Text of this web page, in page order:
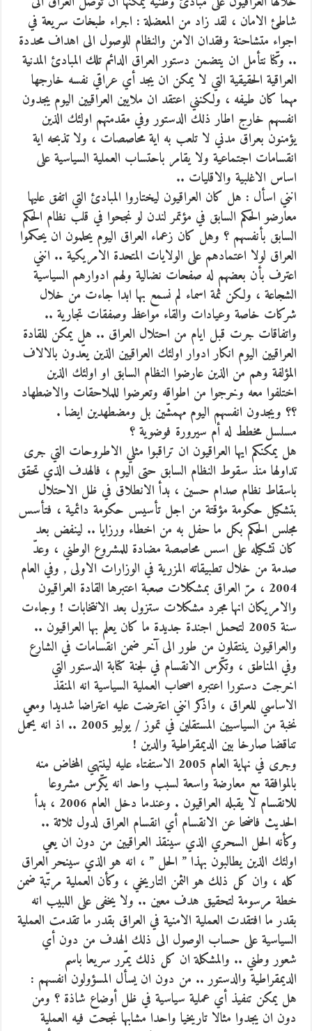
شاطئ الامان ، لقد زاد من المعضلة : اجراء طبخات سريعة في
اجواء متشاحنة وفقدان الامن والنظام للوصول الى اهداف محددة
.. وكّنا نتأمل ان يتضمن دستور العراق الدائم تلك المبادئ المدنية
العراقية الحقيقية التي لا يمكن ان يجد أي عراقي نفسه خارجها
مهما كان طيفه ، ولكنني اعتقد ان ملايين العراقيين اليوم يجدون
انفسهم خارج اطار ذلك الدستور وفي مقدمتهم اولئك الذين
يؤمنون بعراق مدني لا تلعب به اية محاصصات ، ولا تذبحه اية
انقسامات اجتماعية ولا يقامر باحتساب العملية السياسية على
اساس الاغلبية والاقليات ..
انني اسأل : هل كان العراقيون ليختاروا المبادئ التي اتفق عليها
معارضو الحكم السابق في مؤتمر لندن لو نجحوا في قلب نظام الحكم
السابق بأنفسهم ؟ وهل كان زعماء العراق اليوم يحلمون ان يحكموا
العراق لولا اعتمادهم على الولايات المتحدة الامريكية .. انني
اعترف بأن بعضهم له صفحات نضالية ولهم ادوارهم السياسية
الشجاعة ، ولكن ثمة اسماء لم نسمع بها ابدا جاءت من خلال
شركات خاصة وعيادات والقاء مواعظ وصفقات تجارية ..
واتفاقات جرت قبل ايام من احتلال العراق .. هل يمكن للقادة
العراقيين اليوم انكار ادوار اولئك العراقيين الذين يعّدون بالالاف
المؤلفة وهم من الذين عارضوا النظام السابق او اولئك الذين
اختلفوا معه وخرجوا من اطواقه وتعرضوا للملاحقات والاضطهاد
؟؟ ويجدون انفسهم اليوم مهمشّين بل ومضطهدين ايضا .
مسلسل مخطط له أم سيرورة فوضوية ؟
هل يمكنكم ايها العراقيون ان تراقبوا مثلي الاطروحات التي جرى
تداولها منذ سقوط النظام السابق حتى اليوم ، فالهدف الذي تحقق
باسقاط نظام صدام حسين ، بدأ الانطلاق في ظل الاحتلال
بتشكيل حكومة مؤقتة من اجل تأسيس حكومة دائمية ، فتأسس
مجلس الحكم بكل ما حفل به من اخطاء ورزايا .. لينفض بعد
كان تشكيله على اسس محاصصة مضادة للمشروع الوطني ، وعدّ
صدمة من خلال تطبيقاته المزرية في الوزارات الاولى , وفي العام
2004 ، مرّ العراق بمشكلات صعبة اعتبرها القادة العراقيون
والامريكان انها مجرد مشكلات ستزول بعد الانتخابات ! وجاءت
سنة 2005 لتحمل اجندة جديدة ما كان يعلم بها العراقيون ..
والعراقيون ينتقلون من طور الى آخر ضمن انقسامات في الشارع
وفي المناطق ، وتكّرس الانقسام في لجنة كتابة الدستور التي
اخرجت دستورا اعتبره اصحاب العملية السياسية انه المنقذ
الاساسي للعراق ، واذكر انني اعترضت عليه اعتراضا شديدا ومعي
نخبة من السياسيين المستقلين في تموز / يوليو 2005 .. اذ انه يحمل
تناقضا صارخا بين الديمقراطية والدين !
وجرى في نهاية العام 2005 الاستفتاء عليه لينتهي المخاض منه
بالموافقة مع معارضة واسعة لسبب واحد انه يكّرس مشروعا
للانقسام لا يقبله العراقيون . وعندما دخل العام 2006 ، بدأ
الحديث فاضحا عن الانقسام أي انقسام العراق لدول ثلاثة ..
وكأنه الحل السحري الذي سينقذ العراقيين من دون ان يعي
اولئك الذين يطالبون بهذا ” الحل ” ، انه هو الذي سينحر العراق
كله ، وان كل ذلك هو الثمن التاريخي ، وكأن العملية مرتّبة ضمن
خطة مرسومة لتحقيق هدف معين .. ولا يخفى على اللبيب انه
بقدر ما افتقدت العملية الامنية في العراق بقدر ما تقدمت العملية
السياسية على حساب الوصول الى ذلك الهدف من دون أي
شعور وطني .. والمشكلة ان كل ذلك يمّرر سريعا باسم
الديمقراطية والدستور .. من دون ان يسأل المسؤولون انفسهم :
هل يمكن تنفيذ أي عملية سياسية في ظل أوضاع شاذة ؟ ومن
دون ان يجدوا مثالا تاريخيا واحدا مشابها نجحت فيه العملية